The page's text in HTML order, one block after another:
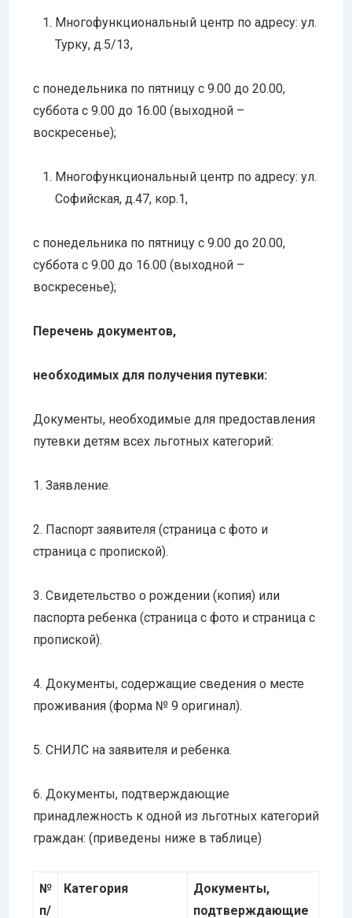
Многофункциональный центр по адресу: ул.
Турку, д.5/13,
с понедельника по пятницу с 9.00 до 20.00,
суббота с 9.00 до 16.00 (выходной –
воскресенье);
Многофункциональный центр по адресу: ул.
Софийская, д.47, кор.1,
с понедельника по пятницу с 9.00 до 20.00,
суббота с 9.00 до 16.00 (выходной –
воскресенье);
Перечень документов,
необходимых для получения путевки:
Документы, необходимые для предоставления
путевки детям всех льготных категорий:
1. Заявление.
2. Паспорт заявителя (страница с фото и
страница с пропиской).
3. Свидетельство о рождении (копия) или
паспорта ребенка (страница с фото и страница с
пропиской).
4. Документы, содержащие сведения о месте
проживания (форма № 9 оригинал).
5. СНИЛС на заявителя и ребенка.
6. Документы, подтверждающие
принадлежность к одной из льготных категорий
граждан: (приведены ниже в таблице)
№
п/
Категория
Документы,
подтверждающие